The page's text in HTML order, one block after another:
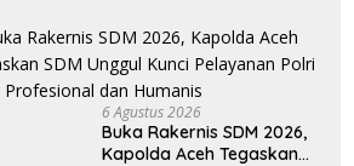
6 Agustus 2026
Buka Rakernis SDM 2026,
Kapolda Aceh Tegaskan